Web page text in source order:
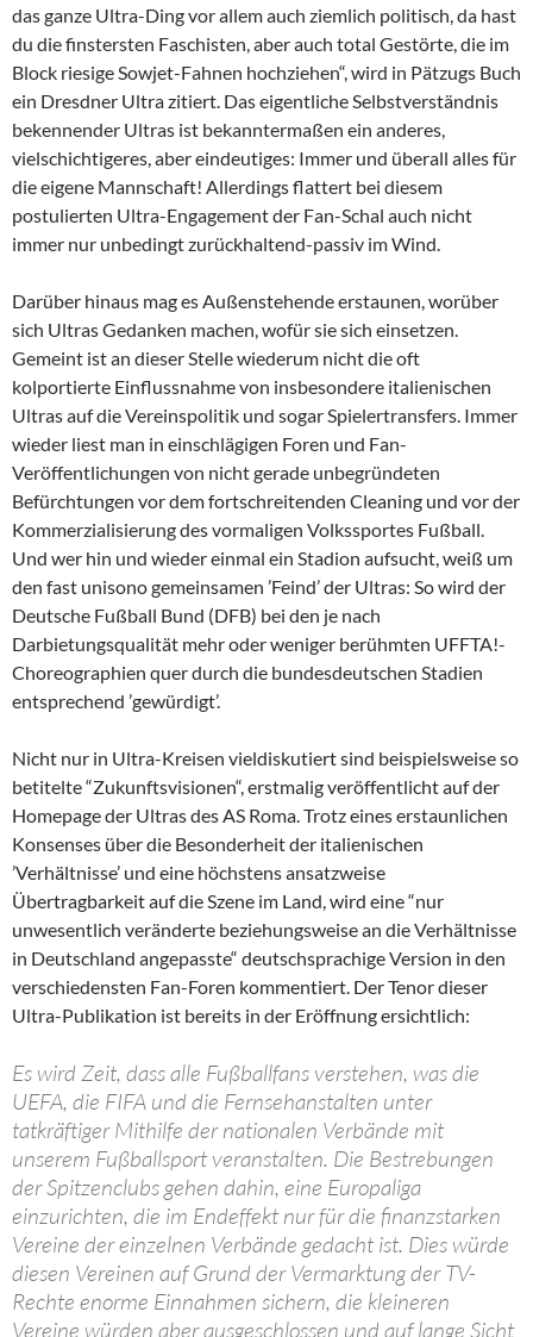
das ganze Ultra-Ding vor allem auch ziemlich politisch, da hast
du die finstersten Faschisten, aber auch total Gestörte, die im
Block riesige Sowjet-Fahnen hochziehen“, wird in Pätzugs Buch
ein Dresdner Ultra zitiert. Das eigentliche Selbstverständnis
bekennender Ultras ist bekanntermaßen ein anderes,
vielschichtigeres, aber eindeutiges: Immer und überall alles für
die eigene Mannschaft! Allerdings flattert bei diesem
postulierten Ultra-Engagement der Fan-Schal auch nicht
immer nur unbedingt zurückhaltend-passiv im Wind.
Darüber hinaus mag es Außenstehende erstaunen, worüber
sich Ultras Gedanken machen, wofür sie sich einsetzen.
Gemeint ist an dieser Stelle wiederum nicht die oft
kolportierte Einflussnahme von insbesondere italienischen
Ultras auf die Vereinspolitik und sogar Spielertransfers. Immer
wieder liest man in einschlägigen Foren und Fan-
Veröffentlichungen von nicht gerade unbegründeten
Befürchtungen vor dem fortschreitenden Cleaning und vor der
Kommerzialisierung des vormaligen Volkssportes Fußball.
Und wer hin und wieder einmal ein Stadion aufsucht, weiß um
den fast unisono gemeinsamen ’Feind’ der Ultras: So wird der
Deutsche Fußball Bund (DFB) bei den je nach
Darbietungsqualität mehr oder weniger berühmten UFFTA!-
Choreographien quer durch die bundesdeutschen Stadien
entsprechend ’gewürdigt’.
Nicht nur in Ultra-Kreisen vieldiskutiert sind beispielsweise so
betitelte “Zukunftsvisionen“, erstmalig veröffentlicht auf der
Homepage der Ultras des AS Roma. Trotz eines erstaunlichen
Konsenses über die Besonderheit der italienischen
’Verhältnisse’ und eine höchstens ansatzweise
Übertragbarkeit auf die Szene im Land, wird eine “nur
unwesentlich veränderte beziehungsweise an die Verhältnisse
in Deutschland angepasste“ deutschsprachige Version in den
verschiedensten Fan-Foren kommentiert. Der Tenor dieser
Ultra-Publikation ist bereits in der Eröffnung ersichtlich:
Es wird Zeit, dass alle Fußballfans verstehen, was die
UEFA, die FIFA und die Fernsehanstalten unter
tatkräftiger Mithilfe der nationalen Verbände mit
unserem Fußballsport veranstalten. Die Bestrebungen
der Spitzenclubs gehen dahin, eine Europaliga
einzurichten, die im Endeffekt nur für die finanzstarken
Vereine der einzelnen Verbände gedacht ist. Dies würde
diesen Vereinen auf Grund der Vermarktung der TV-
Rechte enorme Einnahmen sichern, die kleineren
Vereine würden aber ausgeschlossen und auf lange Sicht